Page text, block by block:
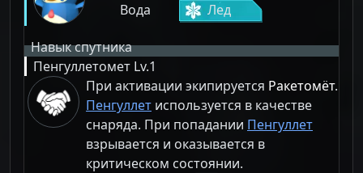
Вода
Лед
Навык спутника
Пенгуллетомет Lv.1
При активации экипируется Ракетомёт.
Пенгуллет используется в качестве
снаряда. При попадании Пенгуллет
взрывается и оказывается в
критическом состоянии.